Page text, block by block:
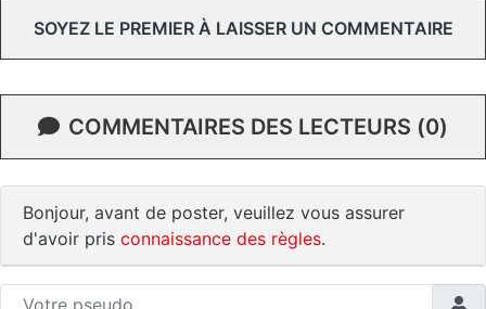
SOYEZ LE PREMIER À LAISSER UN COMMENTAIRE
COMMENTAIRES DES LECTEURS (0)
Bonjour, avant de poster, veuillez vous assurer
d'avoir pris connaissance des règles.